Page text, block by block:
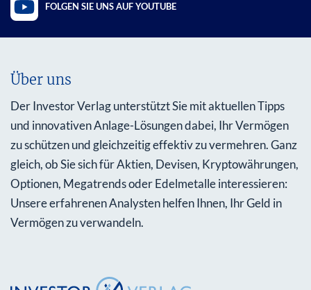
FOLGEN SIE UNS AUF YOUTUBE
Über uns
Der Investor Verlag unterstützt Sie mit aktuellen Tipps
und innovativen Anlage-Lösungen dabei, Ihr Vermögen
zu schützen und gleichzeitig effektiv zu vermehren. Ganz
gleich, ob Sie sich für Aktien, Devisen, Kryptowährungen,
Optionen, Megatrends oder Edelmetalle interessieren:
Unsere erfahrenen Analysten helfen Ihnen, Ihr Geld in
Vermögen zu verwandeln.